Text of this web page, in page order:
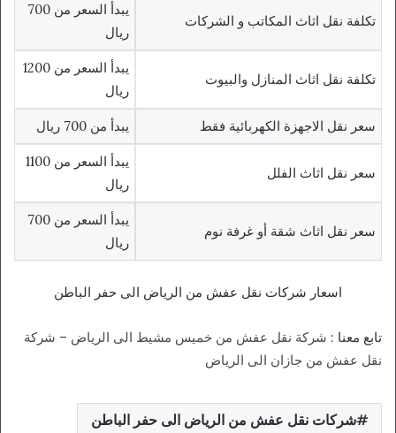
تكلفة نقل اثاث المكاتب و الشركات
يبدأ السعر من 700
ريال
تكلفة نقل اثاث المنازل والبيوت
يبدأ السعر من 1200
ريال
سعر نقل الاجهزة الكهربائية فقط يبدأ من 700 ريال
سعر نقل اثاث الفلل
يبدأ السعر من 1100
ريال
سعر نقل اثاث شقة أو غرفة نوم
يبدأ السعر من 700
ريال
اسعار شركات نقل عفش من الرياض الى حفر الباطن
تابع معنا : شركة نقل عفش من خميس مشيط الى الرياض – شركة
نقل عفش من جازان الى الرياض
شركات نقل عفش من الرياض الى حفر الباطن